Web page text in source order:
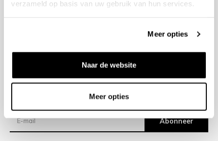
verzameld op basis van uw gebruik van hun services.
Meer opties
Naar de website
Meer opties
Verzending
Abonneer